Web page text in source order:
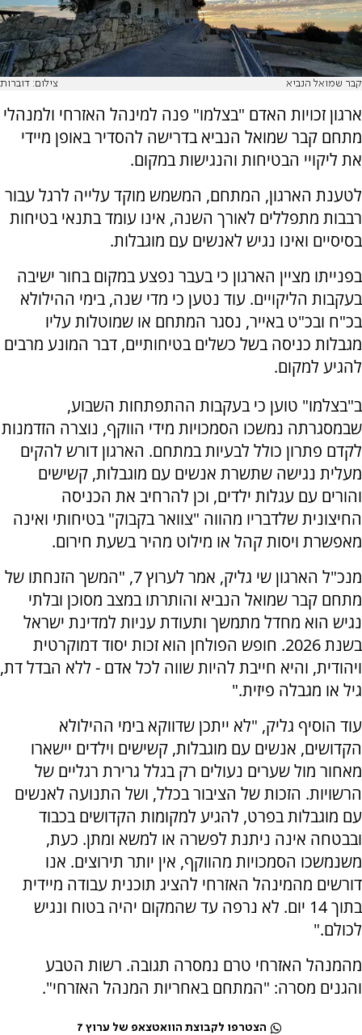
קבר שמואל הנביא צילום: דוברות
ארגון זכויות האדם "בצלמו" פנה למינהל האזרחי ולמנהלי
מתחם קבר שמואל הנביא בדרישה להסדיר באופן מיידי
את ליקויי הבטיחות והנגישות במקום.
לטענת הארגון, המתחם, המשמש מוקד עלייה לרגל עבור
רבבות מתפללים לאורך השנה, אינו עומד בתנאי בטיחות
בסיסיים ואינו נגיש לאנשים עם מוגבלות.
בפנייתו מציין הארגון כי בעבר נפצע במקום בחור ישיבה
בעקבות הליקויים. עוד נטען כי מדי שנה, בימי ההילולא
בכ"ח ובכ"ט באייר, נסגר המתחם או שמוטלות עליו
מגבלות כניסה בשל כשלים בטיחותיים, דבר המונע מרבים
להגיע למקום.
ב"בצלמו" טוען כי בעקבות ההתפתחות השבוע,
שבמסגרתה נמשכו הסמכויות מידי הווקף, נוצרה הזדמנות
לקדם פתרון כולל לבעיות במתחם. הארגון דורש להקים
מעלית נגישה שתשרת אנשים עם מוגבלות, קשישים
והורים עם עגלות ילדים, וכן להרחיב את הכניסה
החיצונית שלדבריו מהווה "צוואר בקבוק" בטיחותי ואינה
מאפשרת ויסות קהל או מילוט מהיר בשעת חירום.
מנכ"ל הארגון שי גליק, אמר לערוץ 7, "המשך הזנחתו של
מתחם קבר שמואל הנביא והותרתו במצב מסוכן ובלתי
נגיש הוא מחדל מתמשך ותעודת עניות למדינת ישראל
בשנת 2026. חופש הפולחן הוא זכות יסוד דמוקרטית
ויהודית, והיא חייבת להיות שווה לכל אדם - ללא הבדל דת,
גיל או מגבלה פיזית."
עוד הוסיף גליק, "לא ייתכן שדווקא בימי ההילולא
הקדושים, אנשים עם מוגבלות, קשישים וילדים יישארו
מאחור מול שערים נעולים רק בגלל גרירת רגליים של
הרשויות. הזכות של הציבור בכלל, ושל התנועה לאנשים
עם מוגבלות בפרט, להגיע למקומות הקדושים בכבוד
ובבטחה אינה ניתנת לפשרה או למשא ומתן. כעת,
משנמשכו הסמכויות מהווקף, אין יותר תירוצים. אנו
דורשים מהמינהל האזרחי להציג תוכנית עבודה מיידית
בתוך 14 יום. לא נרפה עד שהמקום יהיה בטוח ונגיש
לכולם."
מהמנהל האזרחי טרם נמסרה תגובה. רשות הטבע
והגנים מסרה: "המתחם באחריות המנהל האזרחי".
הצטרפו לקבוצת הוואטצאפ של ערוץ 7